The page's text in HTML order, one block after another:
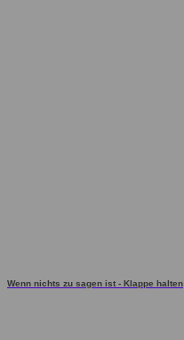
Wenn nichts zu sagen ist - Klappe halten